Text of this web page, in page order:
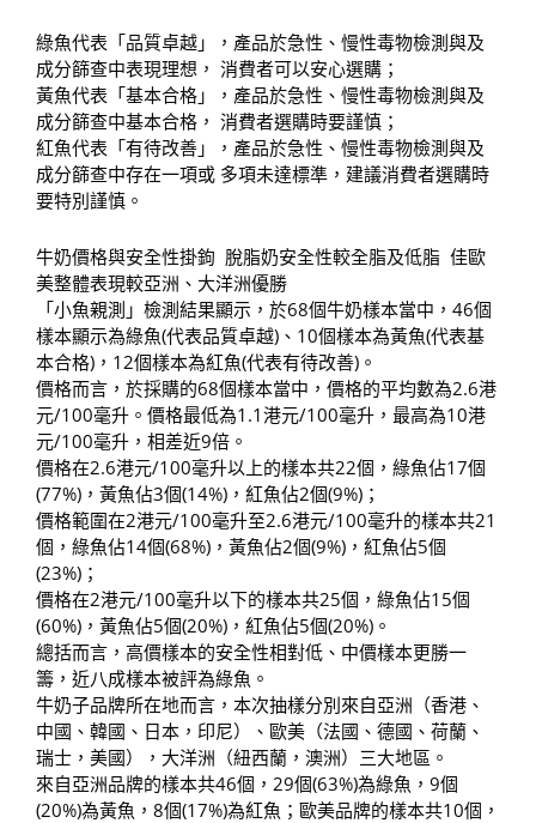
綠魚代表「品質卓越」，產品於急性、慢性毒物檢測與及
成分篩查中表現理想， 消費者可以安心選購；
黃魚代表「基本合格」，產品於急性、慢性毒物檢測與及
成分篩查中基本合格， 消費者選購時要謹慎；
紅魚代表「有待改善」，產品於急性、慢性毒物檢測與及
成分篩查中存在一項或 多項未達標準，建議消費者選購時
要特別謹慎。
牛奶價格與安全性掛鉤 脫脂奶安全性較全脂及低脂 佳歐
美整體表現較亞洲、大洋洲優勝
「小魚親測」檢測結果顯示，於68個牛奶樣本當中，46個
樣本顯示為綠魚(代表品質卓越)、10個樣本為黃魚(代表基
本合格)，12個樣本為紅魚(代表有待改善)。
價格而言，於採購的68個樣本當中，價格的平均數為2.6港
元/100毫升。價格最低為1.1港元/100毫升，最高為10港
元/100毫升，相差近9倍。
價格在2.6港元/100毫升以上的樣本共22個，綠魚佔17個
(77%)，黃魚佔3個(14%)，紅魚佔2個(9%)；
價格範圍在2港元/100毫升至2.6港元/100毫升的樣本共21
個，綠魚佔14個(68%)，黃魚佔2個(9%)，紅魚佔5個
(23%)；
價格在2港元/100毫升以下的樣本共25個，綠魚佔15個
(60%)，黃魚佔5個(20%)，紅魚佔5個(20%)。
總括而言，高價樣本的安全性相對低、中價樣本更勝一
籌，近八成樣本被評為綠魚。
牛奶子品牌所在地而言，本次抽樣分別來自亞洲（香港、
中國、韓國、日本，印尼）、歐美（法國、德國、荷蘭、
瑞士，美國），大洋洲（紐西蘭，澳洲）三大地區。
來自亞洲品牌的樣本共46個，29個(63%)為綠魚，9個
(20%)為黃魚，8個(17%)為紅魚；歐美品牌的樣本共10個，